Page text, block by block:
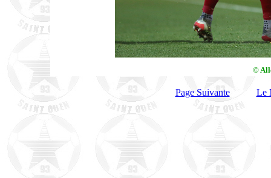
©
Page Suivante Le